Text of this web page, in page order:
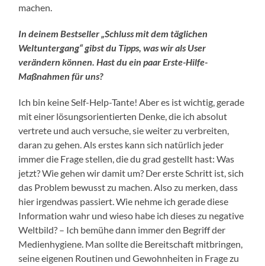
machen.
In deinem Bestseller „Schluss mit dem täglichen
Weltuntergang“ gibst du Tipps, was wir als User
verändern können. Hast du ein paar Erste-Hilfe-
Maßnahmen für uns?
Ich bin keine Self-Help-Tante! Aber es ist wichtig, gerade
mit einer lösungsorientierten Denke, die ich absolut
vertrete und auch versuche, sie weiter zu verbreiten,
daran zu gehen. Als erstes kann sich natürlich jeder
immer die Frage stellen, die du grad gestellt hast: Was
jetzt? Wie gehen wir damit um? Der erste Schritt ist, sich
das Problem bewusst zu machen. Also zu merken, dass
hier irgendwas passiert. Wie nehme ich gerade diese
Information wahr und wieso habe ich dieses zu negative
Weltbild? – Ich bemühe dann immer den Begriff der
Medienhygiene. Man sollte die Bereitschaft mitbringen,
seine eigenen Routinen und Gewohnheiten in Frage zu